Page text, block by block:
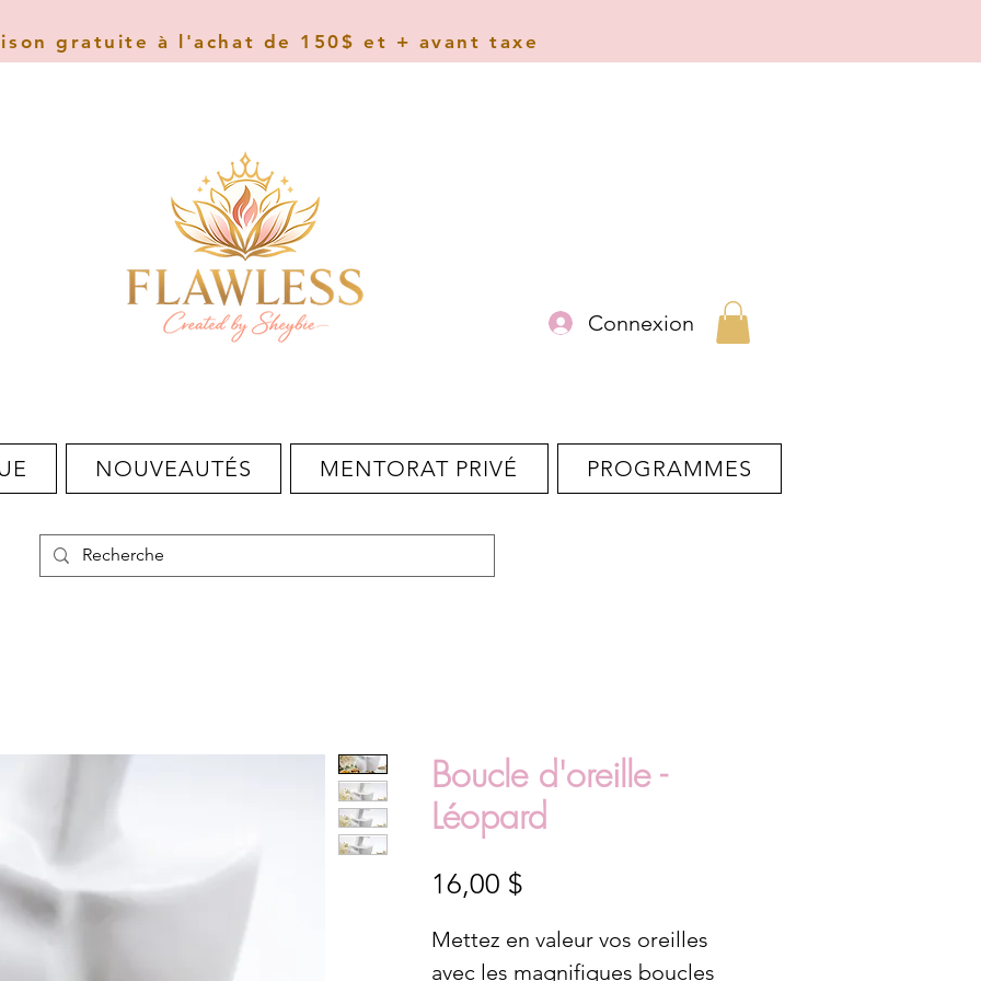
gratuite à l'achat de 150$ et + avant taxe
Connexion
NOUVEAUTÉS MENTORAT PRIVÉ PROGRAMMES
Boucle d'oreille -
Léopard
16,00 $
Mettez en valeur vos oreilles
avec les magnifiques boucles